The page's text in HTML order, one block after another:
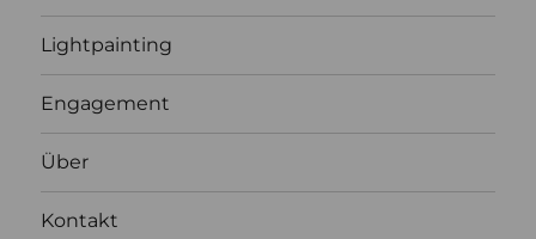
Lightpainting
Engagement
Über
Kontakt